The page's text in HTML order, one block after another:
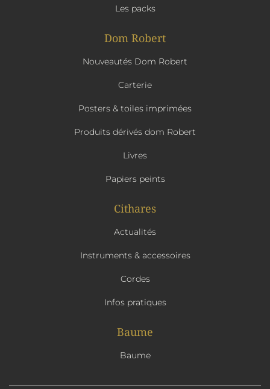
Les packs
Dom Robert
Nouveautés Dom Robert
Carterie
Posters & toiles imprimées
Produits dérivés dom Robert
Livres
Papiers peints
Cithares
Actualités
Instruments & accessoires
Cordes
Infos pratiques
Baume
Baume